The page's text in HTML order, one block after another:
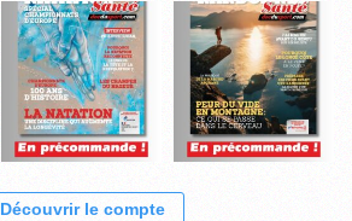
Découvrir le compte